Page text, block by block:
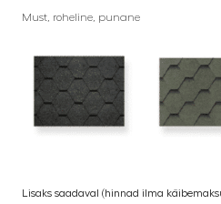
Must, roheline, punane
Lisaks saadaval (hinnad ilma